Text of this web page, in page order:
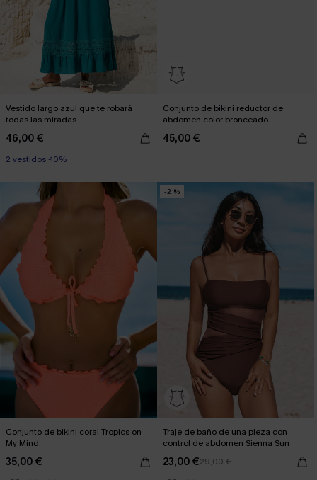
Vestido largo azul que te robará
todas las miradas
46,00 €
2 vestidos -10%
Conjunto de bikini reductor de
abdomen color bronceado
45,00 €
Conjunto de bikini coral Tropics on
My Mind
35,00 €
-21%
Traje de baño de una pieza con
control de abdomen Sienna Sun
23,00 €29,00 €